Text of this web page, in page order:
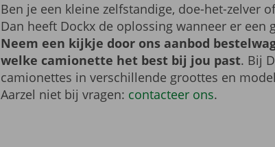
Ben je een kleine zelfstandige, doe-het-zelver
Dan heeft Dockx de oplossing wanneer er
Neem een kijkje door ons aanbod
welke camionette het best bij jou past. Bij
camionettes in verschillende groottes en
Aarzel niet bij vragen: contacteer ons.